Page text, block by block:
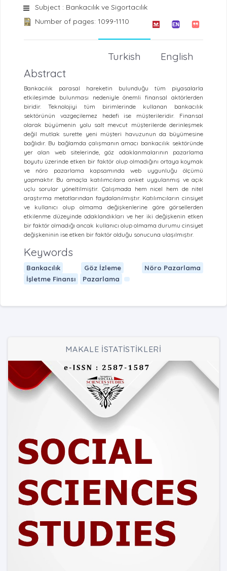
Subject : Bankacılık ve Sigortacılık
Number of pages: 1099-1110
English
Turkish
Abstract
Bankacılık parasal hareketin bulunduğu tüm piyasalarla
etkileşimde bulunması nedeniyle önemli finansal aktörlerden
biridir. Teknolojiyi tüm birimlerinde kullanan bankacılık
sektörünün vazgeçilemez hedefi ise müşterileridir. Finansal
olarak büyümenin yolu salt mevcut müşterilerde derinleşmek
değil mutlak surette yeni müşteri havuzunun da büyümesine
bağlıdır. Bu bağlamda çalışmanın amacı bankacılık sektöründe
yer alan web sitelerinde, göz odaklanmalarının pazarlama
boyutu üzerinde etken bir faktör olup olmadığını ortaya koymak
ve nöro pazarlama kapsamında web uygunluğu ölçümü
yapmaktır. Bu amaçla katılımcılara anket uygulanmış ve açık
uçlu sorular yöneltilmiştir. Çalışmada hem nicel hem de nitel
araştırma metotlarından faydalanılmıştır. Katılımcıların cinsiyet
ve kullanıcı olup olmama değişkenlerine göre görsellerden
etkilenme düzeyinde odaklandıkları ve her iki değişkenin etken
bir faktör olmadığı ancak kullanıcı olup olmama durumu cinsiyet
değişkeninin ise etken bir faktör olduğu sonucuna ulaşılmıştır.
Keywords
Bankacılık Göz İzleme
Nöro Pazarlama
İşletme Finansı
Pazarlama
MAKALE İSTATİSTİKLERİ